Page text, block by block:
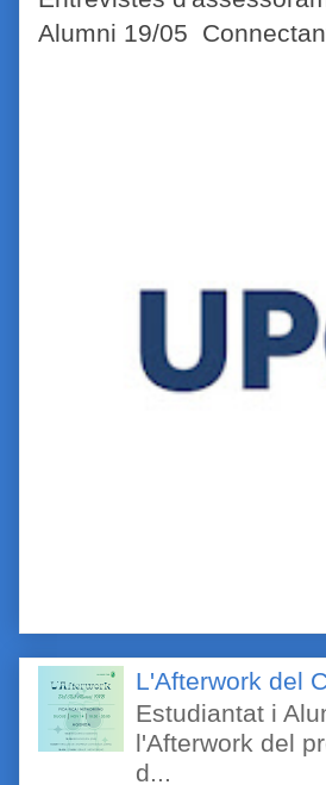
Alumni 19/05
L'Afterwork del
Estudiantat i
l'Afterwork del
d...